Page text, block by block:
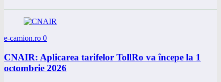
e-camion.ro 0
CNAIR: Aplicarea tarifelor TollRo va începe la 1
octombrie 2026